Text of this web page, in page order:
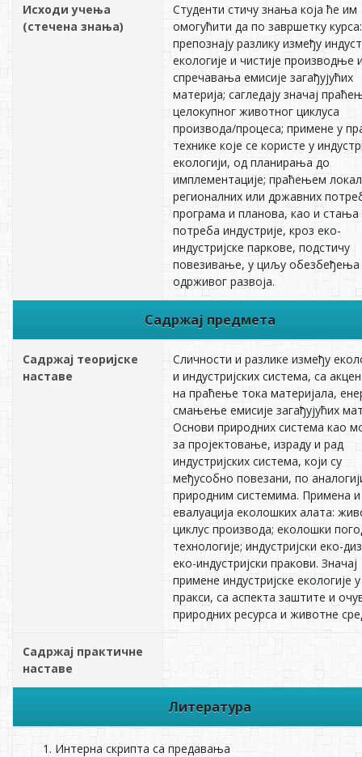
Исходи учења
(стечена знања)
Студенти стичу знања која ће им
омогућити да по завршетку курса:
препознају разлику између
екологије и чистије производње
спречавања емисије загађујућих
материја; сагледају значај
целокупног животног циклуса
производа/процеса; примене у
технике које се користе у
екологији, од планирања до
имплементације; праћењем
регионалних или државних
програма и планова, као и стања
потреба индустрије, кроз еко-
индустријске паркове, подстичу
повезивање, у циљу обезбеђења
одрживог развоја.
Садржај предмета
Садржај теоријске
наставе
Сличности и разлике између
и индустријских система, са
на праћење тока материјала,
смањење емисије загађујућих
Основи природних система као
за пројектовање, израду и рад
индустријских система, који су
међусобно повезани, по
природним системима. Примена и
евалуација еколошких алата:
циклус производа; еколошки
технологије; индустријски еко-
еко-индустријски пракови. Значај
примене индустријске екологије у
пракси, са аспекта заштите и
природних ресурса и животне
Садржај практичне
наставе
Литература
Интерна скрипта са предавања